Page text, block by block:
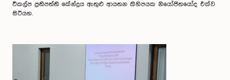
විකල්ප ප්‍රතිපත්ති කේන්ද්‍රය ඇතුළු ආයතන කිහිපයක නියෝජිතයෝද එක්ව
සිටියහ.